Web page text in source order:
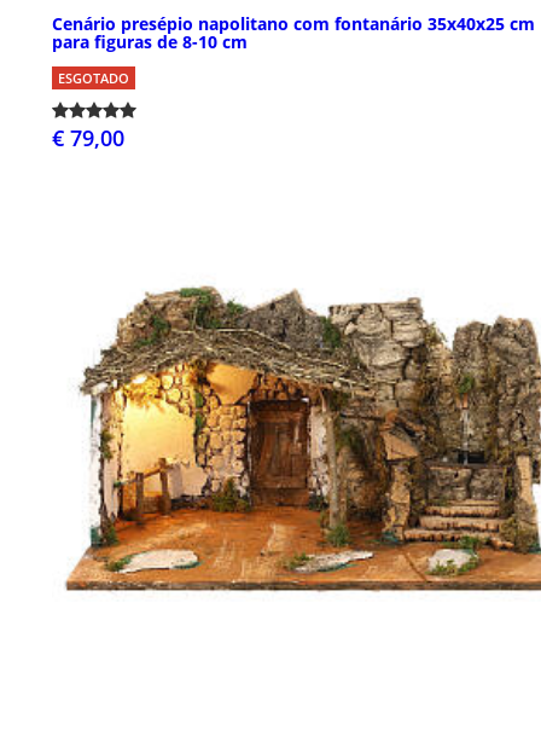
Cenário presépio napolitano com fontanário 35x40x25 cm
para figuras de 8-10 cm
ESGOTADO
€ 79,00